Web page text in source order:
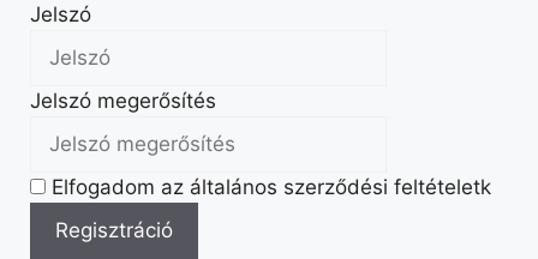
Jelszó
Jelszó megerősítés
Elfogadom az általános szerződési feltételetk